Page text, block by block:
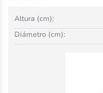
Altura (cm):
Diámetro (cm):